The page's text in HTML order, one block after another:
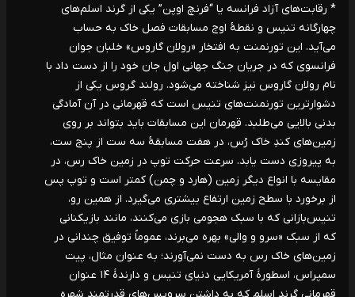
* رقابت‌های آزاد فرانسه یا “فرنچ اوپن” یکی از گرند اسلم‌های
چهارگانه تنیس و نقطۀ اوج مسابقات فصل خاک به حساب
می‌آید. این تورنمنت به افتخار «رولان گاروس» خلبان جوان
فرانسوی که در جریان جنگ جهانی اول جان خود را از دست داد با
نام رولان گاروس نیز شناخته می‌شود. رولند گروس یکی از
دشوارترین تورنمنت‌های تنیس است که قهرمانی در آن آمادگی
بدنی بالایی می‌طلبد. قهرمان این مسابقات باید بتواند بر روی
زمین‌های کندِ خاک رُس، در هفت مسابقۀ سه ست از پنج ست،
به پیروزی دست یابد. سرعت حرکت توپ در زمین خاک رس، در
مقایسه با انواع دیگر زمین (هارد و چمن) کمتر است و توپ پس
از برخورد با سطح زمین ارتفاع بیشتری می‌گیرد. از همین رو،
تنیس‌بازانی که با سبک هجومی بازی می‌کنند، مانند بازیکنانی
که از سبک «سرو و والی» بهره می‌برند، عموماً توفیق چندانی در
زمین‌های خاک رس به دست نمی‌آورند؛ به عنوان مثال، پیت
سمپراس، اسطورۀ آمریکایی دنیای تنیس و دارندۀ ۱۴ عنوان